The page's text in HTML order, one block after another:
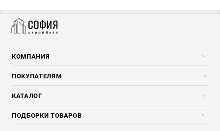
КОМПАНИЯ
Компания
Услуги
ПОКУПАТЕЛЯМ
Скидки стройкомпаниям
Доставка и разгрузка
Оплата и Возврат
КАТАЛОГ
Погонажные изделия
Брикеты, Дрова, Стружка
ПОДБОРКИ ТОВАРОВ